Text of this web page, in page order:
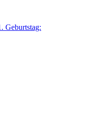
Geburtstag: